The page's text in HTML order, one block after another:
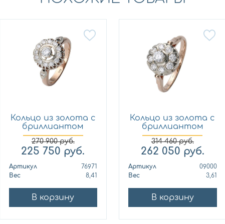
Кольцо из золота с
бриллиантом
МЭЮЗ 7...
270 900руб.
225 750 руб.
Артикул
76971
Вес
8,41
В корзину
Кольцо из золота с
бриллиантом
МЭЮЗ 0...
314 460руб.
262 050 руб.
Артикул
09000
Вес
3,61
В корзину